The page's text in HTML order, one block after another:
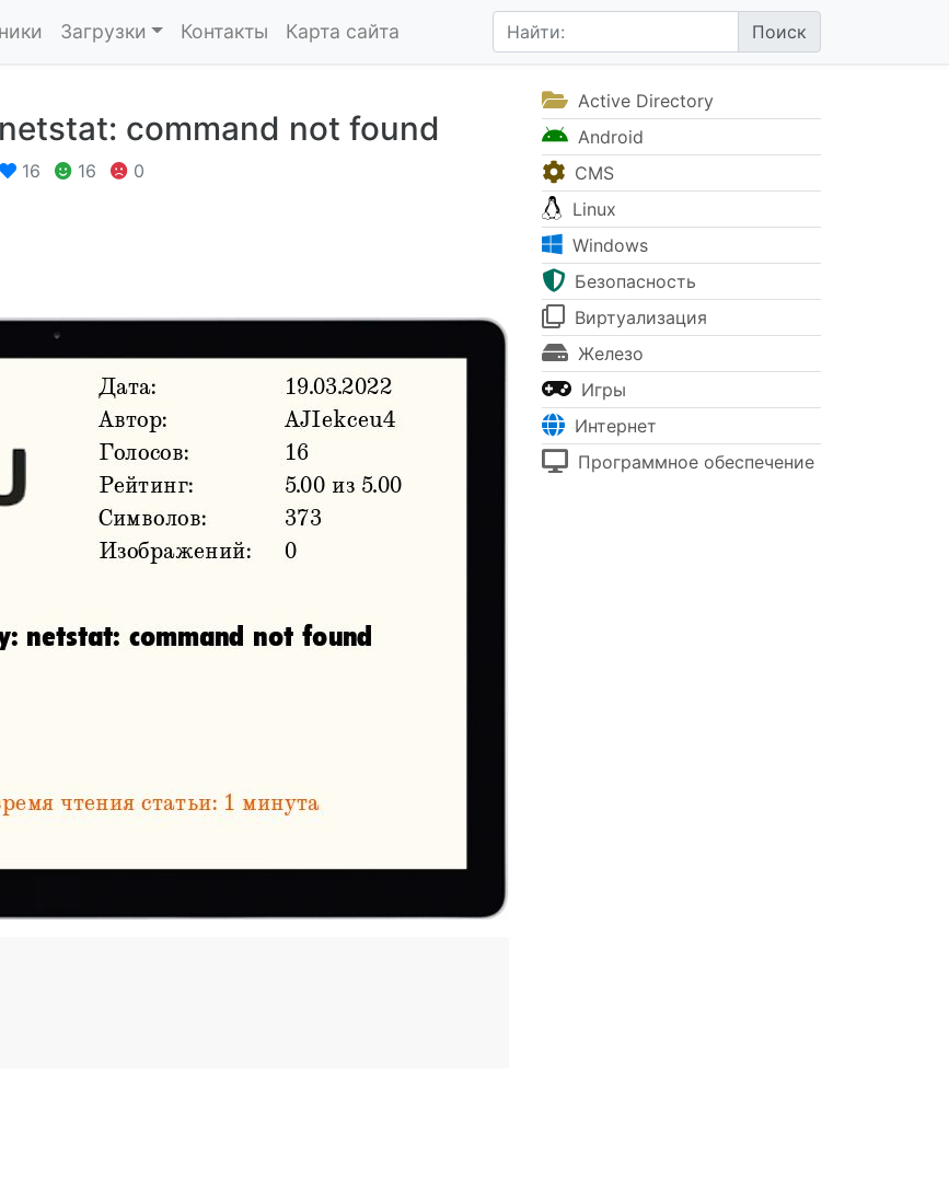
Загрузки Контакты Карта сайта
command not found
16 16 0
Active Directory
Android
CMS
Linux
Windows
Безопасность
Виртуализация
Железо
Игры
Интернет
Программное обеспечение